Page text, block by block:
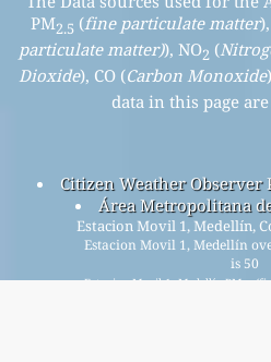
PM2.5 (fine particulate matter
particulate matter)), NO2 (
Dioxide), CO (Carbon Monoxide
data in this page
Citizen Weather Observer
Área Metropolitana
Estacion Movil 1, Medellín,
Estacion Movil 1, Medellín
is 50
Estacion Movil 1, Medellín PM